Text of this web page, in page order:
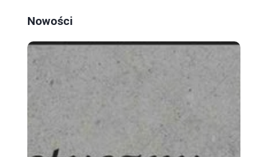
Nowości